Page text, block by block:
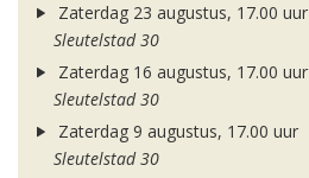
Zaterdag 23 augustus, 17.00 uur
Sleutelstad 30
Zaterdag 16 augustus, 17.00 uur
Sleutelstad 30
Zaterdag 9 augustus, 17.00 uur
Sleutelstad 30